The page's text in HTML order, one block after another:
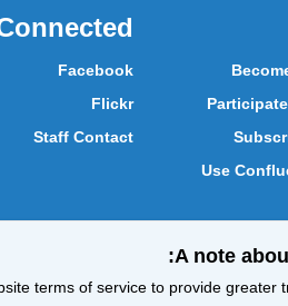
Use
Chat
Facebook
Flickr
Staff Contact
A note
terms of service to provide